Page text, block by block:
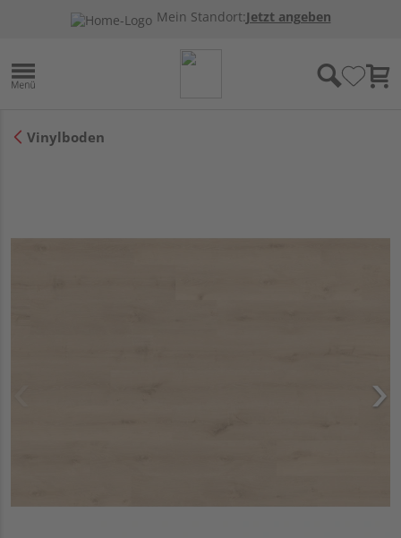
Mein Standort:Jetzt angeben
Vinylboden